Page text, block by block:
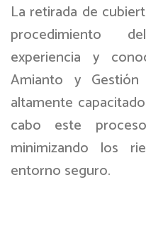
La retirada de
procedimiento
experiencia y
Amianto y
altamente
cabo este
minimizando los
entorno seguro.